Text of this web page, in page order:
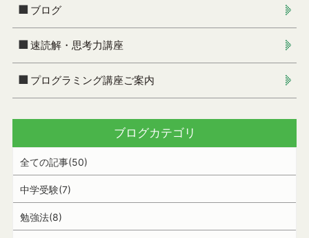
ブログ
速読解・思考力講座
プログラミング講座ご案内
ブログカテゴリ
全ての記事(50)
中学受験(7)
勉強法(8)